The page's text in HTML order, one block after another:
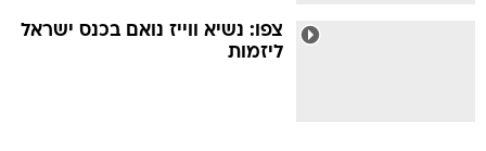
צפו: נשיא ווייז נואם בכנס ישראל
ליזמות